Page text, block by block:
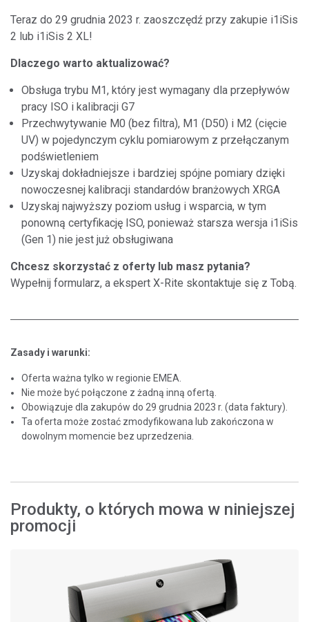
Teraz do 29 grudnia 2023 r. zaoszczędź przy zakupie i1iSis
2 lub i1iSis 2 XL!
Dlaczego warto aktualizować?
Obsługa trybu M1, który jest wymagany dla przepływów
pracy ISO i kalibracji G7
Przechwytywanie M0 (bez filtra), M1 (D50) i M2 (cięcie
UV) w pojedynczym cyklu pomiarowym z przełączanym
podświetleniem
Uzyskaj dokładniejsze i bardziej spójne pomiary dzięki
nowoczesnej kalibracji standardów branżowych XRGA
Uzyskaj najwyższy poziom usług i wsparcia, w tym
ponowną certyfikację ISO, ponieważ starsza wersja i1iSis
(Gen 1) nie jest już obsługiwana
Chcesz skorzystać z oferty lub masz pytania?
Wypełnij formularz, a ekspert X-Rite skontaktuje się z Tobą.
Zasady i warunki:
Oferta ważna tylko w regionie EMEA.
Nie może być połączone z żadną inną ofertą.
Obowiązuje dla zakupów do 29 grudnia 2023 r. (data faktury).
Ta oferta może zostać zmodyfikowana lub zakończona w
dowolnym momencie bez uprzedzenia.
Produkty, o których mowa w niniejszej
promocji